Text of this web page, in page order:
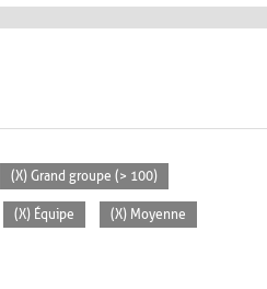
(X) Grand groupe (> 100)
(X) Équipe (X) Moyenne